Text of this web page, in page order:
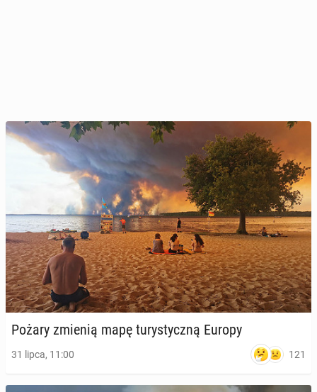
Pożary zmienią mapę tu­ry­stycz­ną Europy
31 lipca, 11:00 121